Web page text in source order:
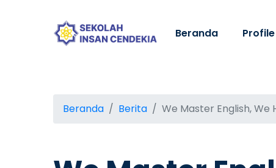
Beranda Profile
Beranda Berita We Master English, We